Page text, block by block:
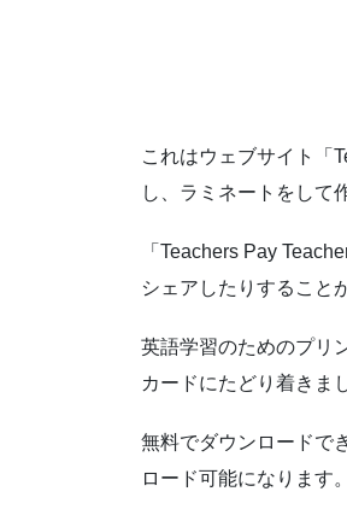
これはウェブサイト「
し、ラミネートをして
「Teachers Pay
シェアしたりすること
英語学習のためのプリ
カードにたどり着きま
無料でダウンロードで
ロード可能になります